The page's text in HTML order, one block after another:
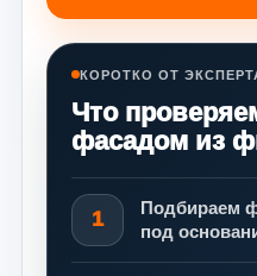
КОРОТКО ОТ
Что
фасадом из
1
Подбираем
под